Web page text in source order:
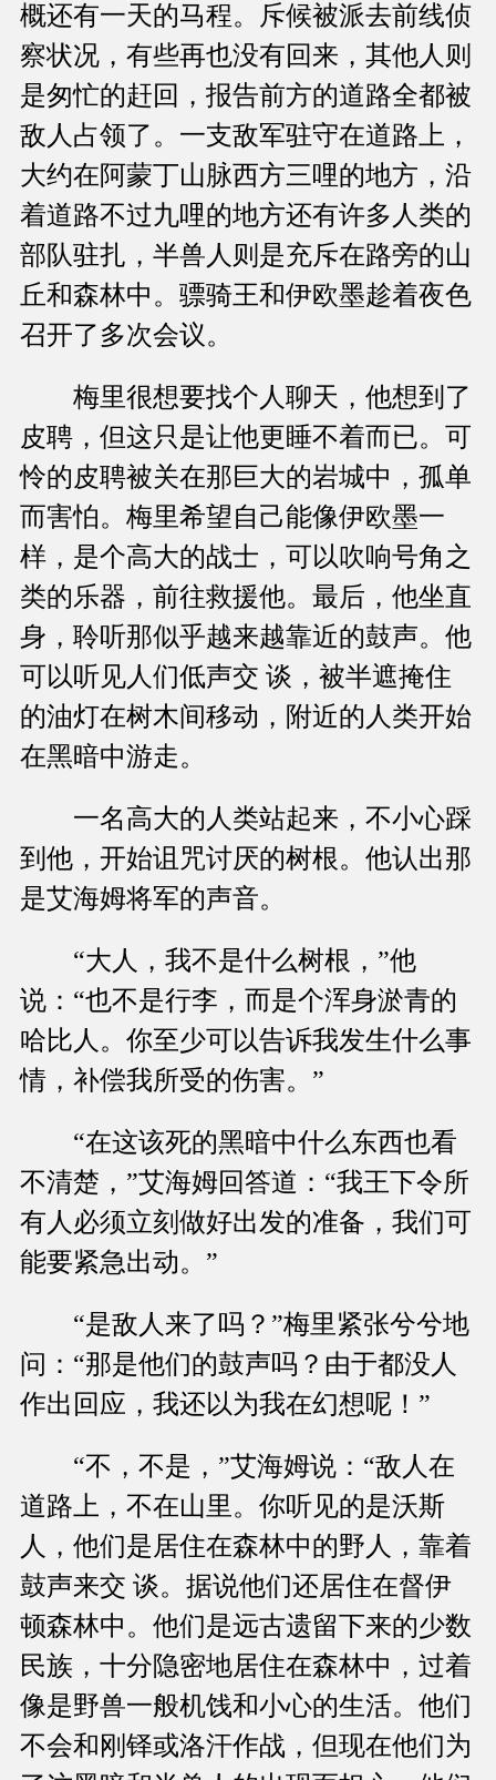
概还有一天的马程。斥候被派去前线侦
察状况，有些再也没有回来，其他人则
是匆忙的赶回，报告前方的道路全都被
敌人占领了。一支敌军驻守在道路上，
大约在阿蒙丁山脉西方三哩的地方，沿
着道路不过九哩的地方还有许多人类的
部队驻扎，半兽人则是充斥在路旁的山
丘和森林中。骠骑王和伊欧墨趁着夜色
召开了多次会议。
梅里很想要找个人聊天，他想到了
皮聘，但这只是让他更睡不着而已。可
怜的皮聘被关在那巨大的岩城中，孤单
而害怕。梅里希望自己能像伊欧墨一
样，是个高大的战士，可以吹响号角之
类的乐器，前往救援他。最后，他坐直
身，聆听那似乎越来越靠近的鼓声。他
可以听见人们低声交 谈，被半遮掩住
的油灯在树木间移动，附近的人类开始
在黑暗中游走。
一名高大的人类站起来，不小心踩
到他，开始诅咒讨厌的树根。他认出那
是艾海姆将军的声音。
“大人，我不是什么树根，”他
说：“也不是行李，而是个浑身淤青的
哈比人。你至少可以告诉我发生什么事
情，补偿我所受的伤害。”
“在这该死的黑暗中什么东西也看
不清楚，”艾海姆回答道：“我王下令所
有人必须立刻做好出发的准备，我们可
能要紧急出动。”
“是敌人来了吗？”梅里紧张兮兮地
问：“那是他们的鼓声吗？由于都没人
作出回应，我还以为我在幻想呢！”
“不，不是，”艾海姆说：“敌人在
道路上，不在山里。你听见的是沃斯
人，他们是居住在森林中的野人，靠着
鼓声来交 谈。据说他们还居住在督伊
顿森林中。他们是远古遗留下来的少数
民族，十分隐密地居住在森林中，过着
像是野兽一般机饯和小心的生活。他们
不会和刚铎或洛汗作战，但现在他们为